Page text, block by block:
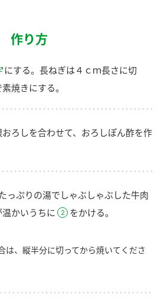
作り方
にする。長ねぎは４ｃｍ長さに切
焼きにする。
おろしを合わせて、おろしぽん酢を作
っぷりの湯でしゃぶしゃぶした牛肉
かいうちに
をかける。
は、縦半分に切ってから焼いてくださ